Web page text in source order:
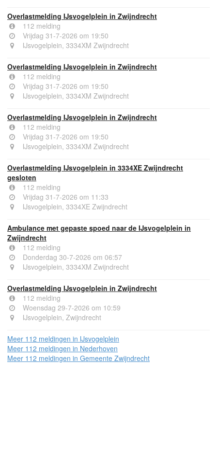
Overlastmelding IJsvogelplein in Zwijndrecht
112 melding
Vrijdag 31-7-2026 om 19:50
IJsvogelplein, 3334XM Zwijndrecht
Overlastmelding IJsvogelplein in Zwijndrecht
112 melding
Vrijdag 31-7-2026 om 19:50
IJsvogelplein, 3334XM Zwijndrecht
Overlastmelding IJsvogelplein in Zwijndrecht
112 melding
Vrijdag 31-7-2026 om 19:50
IJsvogelplein, 3334XM Zwijndrecht
Overlastmelding IJsvogelplein in 3334XE Zwijndrecht
gesloten
112 melding
Vrijdag 31-7-2026 om 11:33
IJsvogelplein, 3334XE Zwijndrecht
Ambulance met gepaste spoed naar de IJsvogelplein in
Zwijndrecht
112 melding
Donderdag 30-7-2026 om 06:57
IJsvogelplein, 3334XM Zwijndrecht
Overlastmelding IJsvogelplein in Zwijndrecht
112 melding
Woensdag 29-7-2026 om 10:59
IJsvogelplein, Zwijndrecht
Meer 112 meldingen in IJsvogelplein
Meer 112 meldingen in Nederhoven
Meer 112 meldingen in Gemeente Zwijndrecht